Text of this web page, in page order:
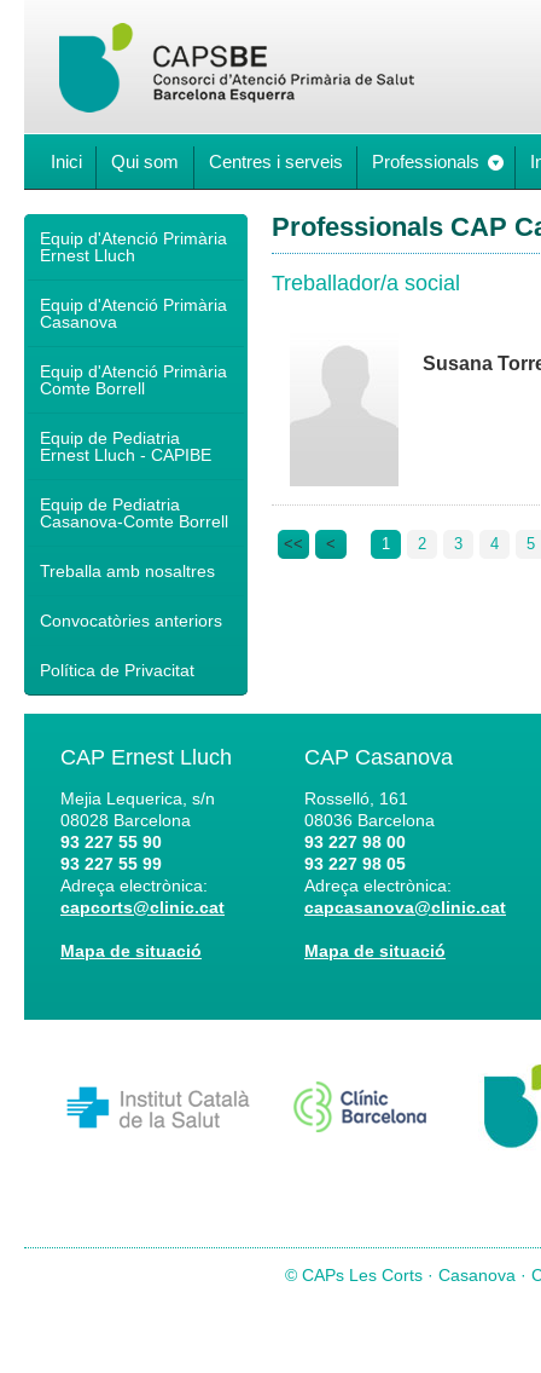
Inici Qui som Centres i serveis Professionals
Equip d'Atenció Primària
Ernest Lluch
Equip d'Atenció Primària
Casanova
Equip d'Atenció Primària
Comte Borrell
Equip de Pediatria
Ernest Lluch - CAPIBE
Equip de Pediatria
Casanova-Comte Borrell
Treballa amb nosaltres
Convocatòries anteriors
Política de Privacitat
Professionals CAP
Treballador/a social
Susana
<< < 1 2 3 4 5
CAP Ernest Lluch
Mejia Lequerica, s/n
08028 Barcelona
93 227 55 90
93 227 55 99
Adreça electrònica:
capcorts@clinic.cat
Mapa de situació
CAP Casanova
Rosselló, 161
08036 Barcelona
93 227 98 00
93 227 98 05
Adreça electrònica:
capcasanova@clinic.cat
Mapa de situació
© CAPs Les Corts · Casanova ·